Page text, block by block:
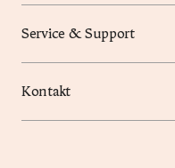
Service & Support
Kontakt